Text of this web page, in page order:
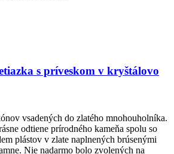
s príveskom v kryštálovo
vsadených do zlatého mnohouholníka.
odtiene prírodného kameňa spolu so
plástov v zlate naplnených brúsenými
Nie nadarmo bolo zvolených na